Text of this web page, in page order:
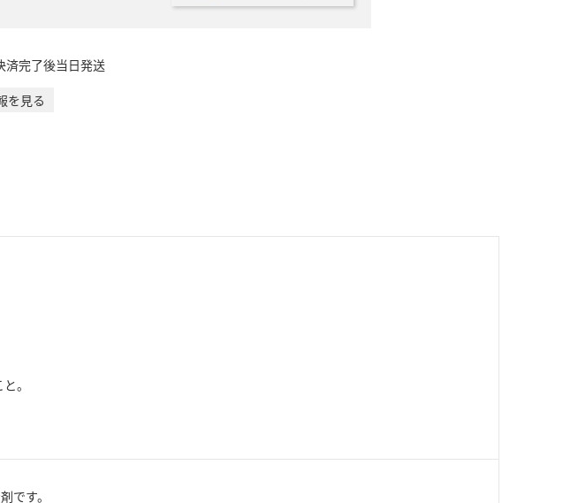
済完了後当日発送
を見る
。
です。